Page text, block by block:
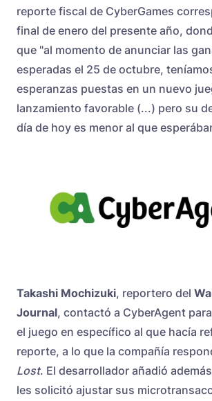
reporte fiscal de CyberGames
final de enero del presente año,
que "al momento de anunciar las
esperadas el 25 de octubre,
esperanzas puestas en un nuevo
lanzamiento favorable (...) pero su
día de hoy es menor al que
Takashi Mochizuki, reportero del
Journal, contactó a CyberAgent
el juego en específico al que hacía
reporte, a lo que la compañía
Lost. El desarrollador añadió
les solicitó ajustar sus